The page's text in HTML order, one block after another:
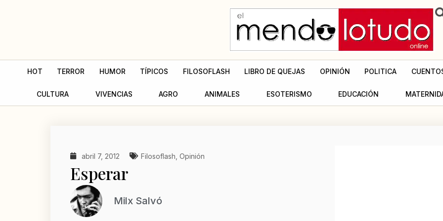
HOT TERROR HUMOR TÍPICOS FILOSOFLASH LIBRO DE QUEJAS OPINIÓN POLITICA
CULTURA VIVENCIAS AGRO ANIMALES ESOTERISMO EDUCACIÓN
abril 7, 2012 Filosoflash Opinión
Esperar
Milx Salvó